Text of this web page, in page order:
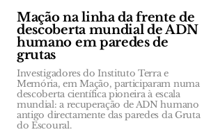
Mação na linha da frente de
descoberta mundial de ADN
humano em paredes de
grutas
Investigadores do Instituto Terra e
Memória, em Mação, participaram numa
descoberta científica pioneira à escala
mundial: a recuperação de ADN humano
antigo directamente das paredes da Gruta
do Escoural.